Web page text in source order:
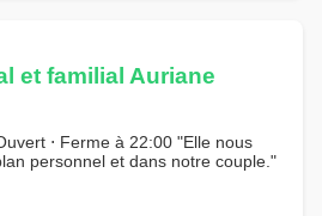
et familial Auriane
⋅ Ferme à 22:00 "Elle nous
personnel et dans notre couple."